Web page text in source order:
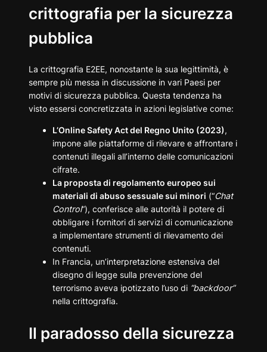
crittografia per la sicurezza
pubblica
La crittografia E2EE, nonostante la sua legittimità, è
sempre più messa in discussione in vari Paesi per
motivi di sicurezza pubblica. Questa tendenza ha
visto essersi concretizzata in azioni legislative come:
L’Online Safety Act del Regno Unito (2023),
impone alle piattaforme di rilevare e affrontare i
contenuti illegali all’interno delle comunicazioni
cifrate.
La proposta di regolamento europeo sui
materiali di abuso sessuale sui minori (“Chat
Control“), conferisce alle autorità il potere di
obbligare i fornitori di servizi di comunicazione
a implementare strumenti di rilevamento dei
contenuti.
In Francia, un’interpretazione estensiva del
disegno di legge sulla prevenzione del
terrorismo aveva ipotizzato l’uso di “backdoor”
nella crittografia.
Il paradosso della sicurezza